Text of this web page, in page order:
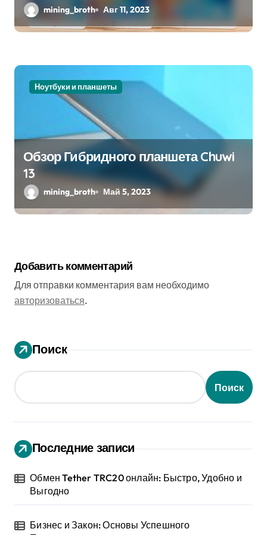
mining_broth Авг 11, 2023
Ноутбуки и планшеты
Обзор Гибридного планшета Chuwi
13
mining_broth Май 5, 2023
Добавить комментарий
Для отправки комментария вам необходимо
авторизоваться.
Поиск
Поиск
Последние записи
Обмен Tether TRC20 онлайн: Быстро, Удобно и
Выгодно
Бизнес и Закон: Основы Успешного